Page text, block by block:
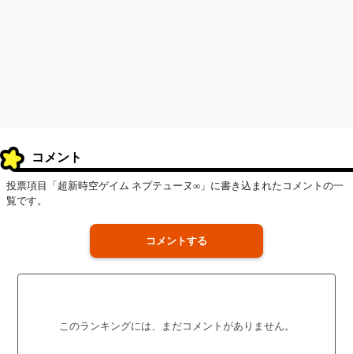
コメント
投票項目「超新時空ゲイム ネプテューヌ∞」に書き込まれたコメントの一
覧です。
コメントする
このランキングには、まだコメントがありません。